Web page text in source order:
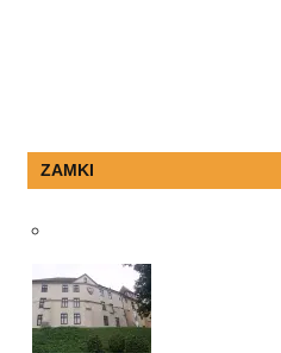
ZAMKI